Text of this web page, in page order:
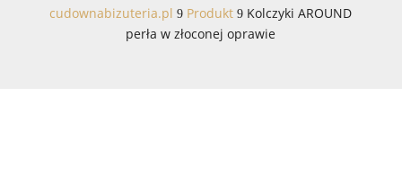
cudownabizuteria.pl 9 Produkt 9 Kolczyki AROUND
perła w złoconej oprawie